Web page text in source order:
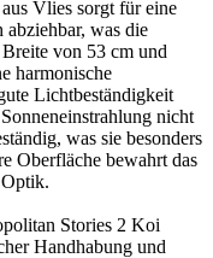
Vlies sorgt für eine
was die
von 53 cm und
harmonische
Lichtbeständigkeit
nicht
was sie besonders
Oberfläche bewahrt das
Stories 2 Koi
Handhabung und